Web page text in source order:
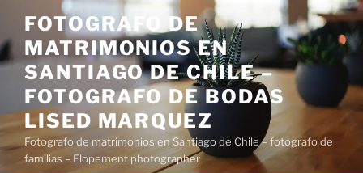
contenido
FOTOGRAFO DE
MATRIMONIOS EN
SANTIAGO DE CHILE –
FOTOGRAFO DE BODAS
LISED MARQUEZ
Fotografo de matrimonios en Santiago de Chile – fotografo de
familias – Elopement photographer